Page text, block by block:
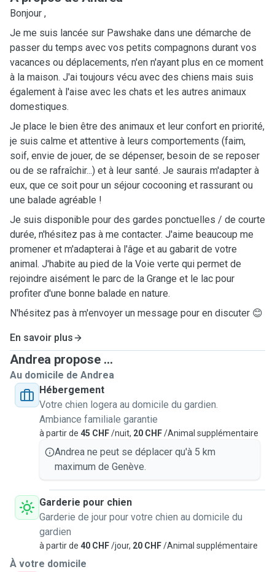
Bonjour ,
Je me suis lancée sur Pawshake dans une démarche de
passer du temps avec vos petits compagnons durant vos
vacances ou déplacements, n'en n'ayant plus en ce moment
à la maison. J'ai toujours vécu avec des chiens mais suis
également à l'aise avec les chats et les autres animaux
domestiques.
Je place le bien être des animaux et leur confort en priorité,
je suis calme et attentive à leurs comportements (faim,
soif, envie de jouer, de se dépenser, besoin de se reposer
ou de se rafraîchir...) et à leur santé. Je saurais m'adapter à
eux, que ce soit pour un séjour cocooning et rassurant ou
une balade agréable !
Je suis disponible pour des gardes ponctuelles / de courte
durée, n'hésitez pas à me contacter. J'aime beaucoup me
promener et m'adapterai à l'âge et au gabarit de votre
animal. J'habite au pied de la Voie verte qui permet de
rejoindre aisément le parc de la Grange et le lac pour
profiter d'une bonne balade en nature.
N'hésitez pas à m'envoyer un message pour en discuter 😊
En savoir plus
Andrea propose ...
Au domicile de Andrea
Hébergement
Votre chien logera au domicile du gardien.
Ambiance familiale garantie
à partir de 45 CHF/nuit, 20 CHF/Animal supplémentaire
Andrea ne peut se déplacer qu'à 5 km
maximum de Genève.
Garderie pour chien
Garderie de jour pour votre chien au domicile du
gardien
à partir de 40 CHF/jour, 20 CHF/Animal supplémentaire
À votre domicile